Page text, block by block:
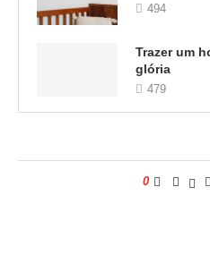
494
Trazer um
glória
479
0